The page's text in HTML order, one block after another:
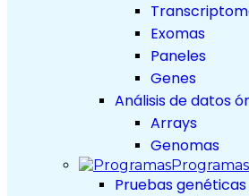
Exomas
Paneles
Genes
Análisis de datos
Arrays
Genomas
Programas
Pruebas